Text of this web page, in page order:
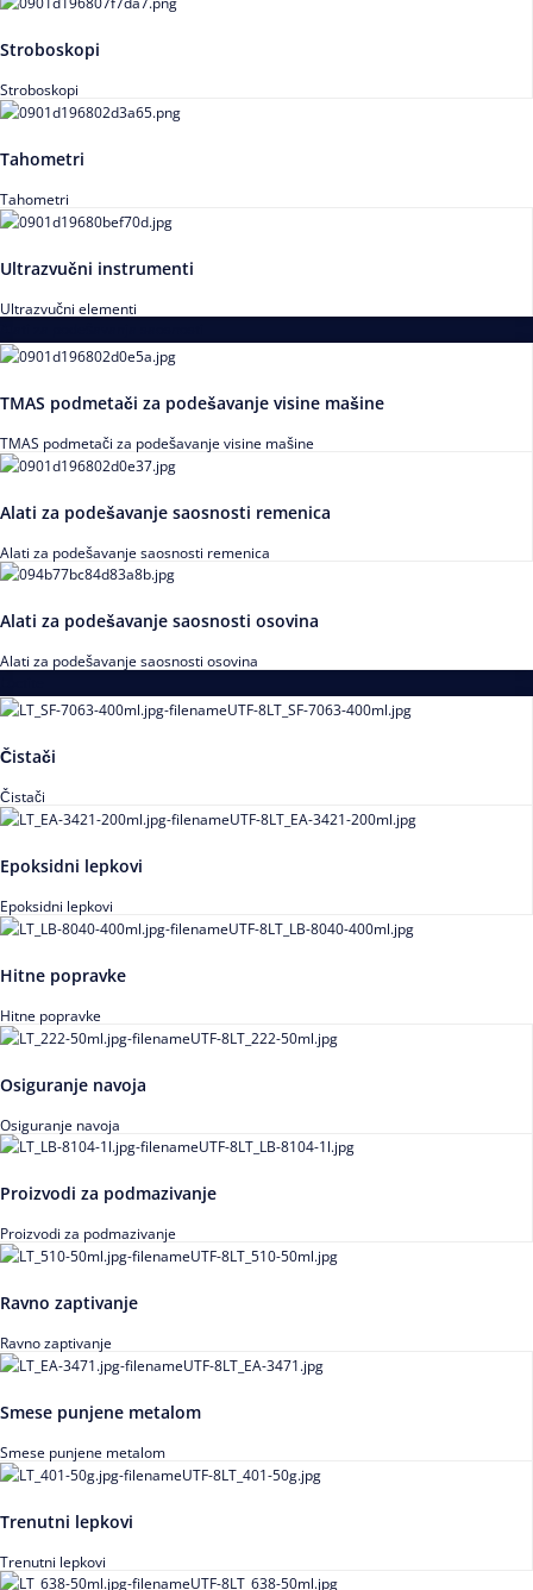
Stroboskopi
Stroboskopi
Tahometri
Tahometri
Ultrazvučni instrumenti
Ultrazvučni elementi
TMAS podmetači za podešavanje visine mašine
TMAS podmetači za podešavanje visine mašine
Alati za podešavanje saosnosti remenica
Alati za podešavanje saosnosti remenica
Alati za podešavanje saosnosti osovina
Alati za podešavanje saosnosti osovina
Čistači
Čistači
Epoksidni lepkovi
Epoksidni lepkovi
Hitne popravke
Hitne popravke
Osiguranje navoja
Osiguranje navoja
Proizvodi za podmazivanje
Proizvodi za podmazivanje
Ravno zaptivanje
Ravno zaptivanje
Smese punjene metalom
Smese punjene metalom
Trenutni lepkovi
Trenutni lepkovi